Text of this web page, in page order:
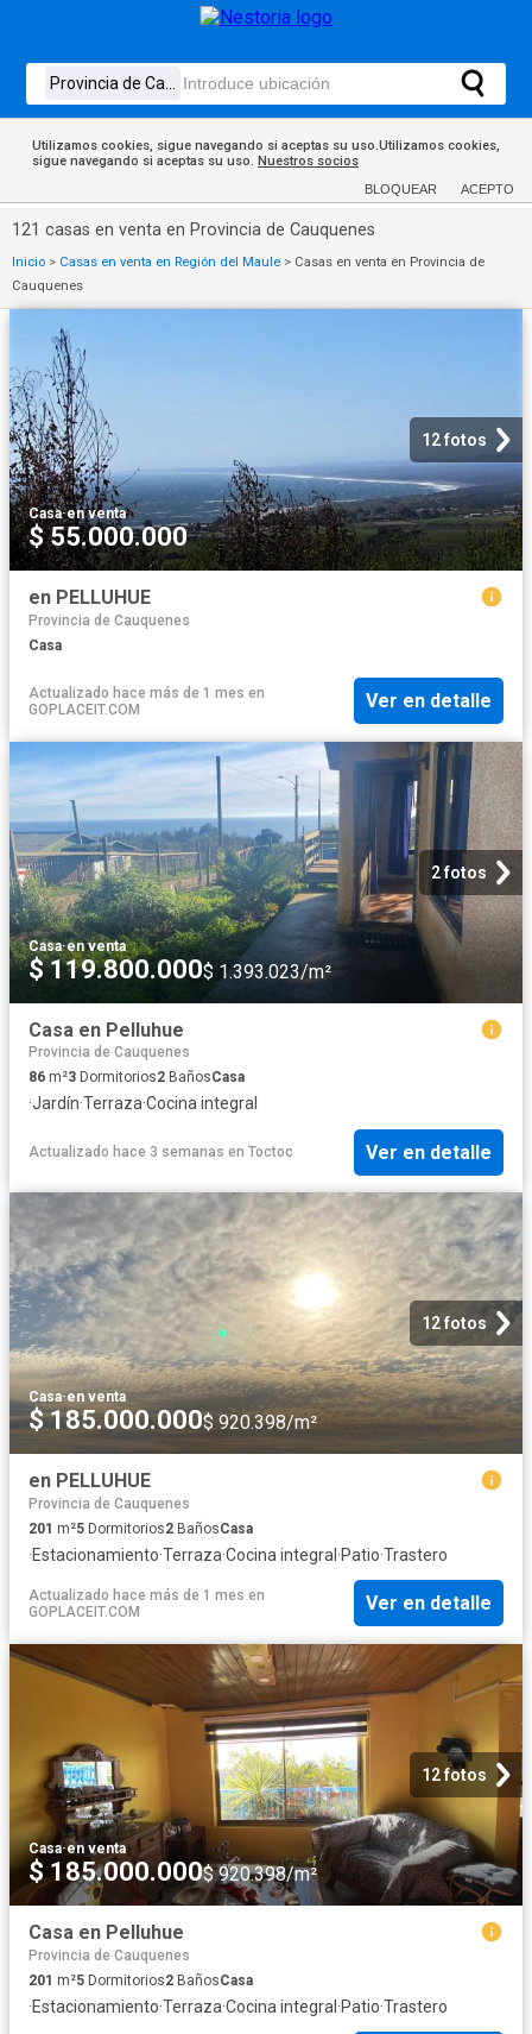
Utilizamos cookies, sigue navegando si aceptas su uso.Utilizamos cookies,
sigue navegando si aceptas su uso. Nuestros socios
BLOQUEAR ACEPTO
121 casas en venta en Provincia de Cauquenes
Inicio > Casas en venta en Región del Maule > Casas en venta en Provincia de
Cauquenes
12 fotos
Casa·en venta
$ 55.000.000
en PELLUHUE
Provincia de Cauquenes
Casa
Actualizado hace más de 1 mes en
GOPLACEIT.COM
Ver en detalle
2 fotos
Casa·en venta
$ 119.800.000$ 1.393.023/m²
Casa en Pelluhue
Provincia de Cauquenes
86 m²3 Dormitorios2 BañosCasa
·Jardín·Terraza·Cocina integral
Actualizado hace 3 semanas en Toctoc Ver en detalle
12 fotos
Casa·en venta
$ 185.000.000$ 920.398/m²
en PELLUHUE
Provincia de Cauquenes
201 m²5 Dormitorios2 BañosCasa
·Estacionamiento·Terraza·Cocina integral ·Patio·Trastero
Actualizado hace más de 1 mes en
GOPLACEIT.COM
Ver en detalle
12 fotos
Casa·en venta
$ 185.000.000$ 920.398/m²
Casa en Pelluhue
Provincia de Cauquenes
201 m²5 Dormitorios2 BañosCasa
·Estacionamiento·Terraza·Cocina integral·Patio·Trastero